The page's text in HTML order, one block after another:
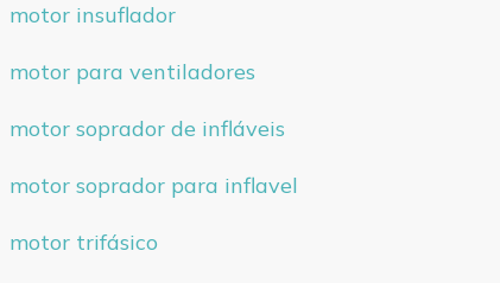
motor insuflador
motor para ventiladores
motor soprador de infláveis
motor soprador para inflavel
motor trifásico